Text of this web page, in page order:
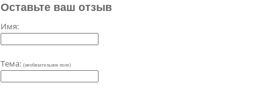
Оставьте ваш отзыв
Имя:
Тема: (необязательное поле)